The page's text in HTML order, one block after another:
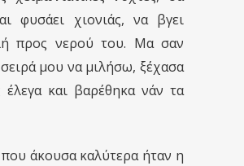
φυσάει χιονιάς, να βγει
προς νερού του. Μα σαν
μου να μιλήσω, ξέχασα
έλεγα και βαρέθηκα νάν τα
άκουσα καλύτερα ήταν η